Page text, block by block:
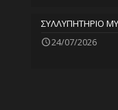
ΣΥΛΛΥΠΗΤΗΡΙΟ
24/07/2026